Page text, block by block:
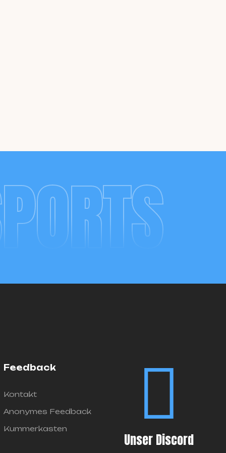
Feedback
Kontakt
Anonymes Feedback
Kummerkasten
Unser Discord